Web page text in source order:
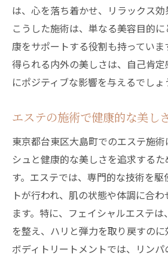
は、心を落ち着かせ、リラックス効
こうした施術は、単なる美容目的
康をサポートする役割も持っていま
得られる内外の美しさは、自己肯
にポジティブな影響を与えるでしょ
エステの施術で健康的な美し
東京都台東区大島町でのエステ施
シュと健康的な美しさを追求する
す。エステでは、専門的な技術を
トが行われ、肌の状態や体調に合
ます。特に、フェイシャルエステ
を整え、ハリと弾力を取り戻すのに
ボディトリートメントでは、リン